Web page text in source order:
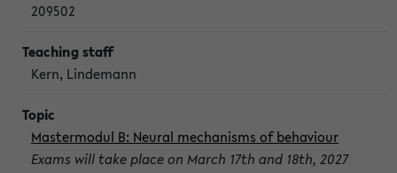
209502
Kern, Lindemann
Mastermodul B: Neural mechanisms of behaviour
Exams will take place on March 17th and 18th, 2027